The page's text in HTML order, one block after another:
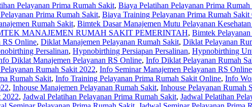
Pelayanan Prima Rumah Sakit, Biaya Pelatihan Pelayanan Prima
Prima Rumah Sakit, Biaya Training Pelayanan Prima Rumah
Rumah Sakit, Bimtek Dasar Manajemen Mutu Pelayanan
MANAJEMEN RUMAH SAKIT PEMERINTAH, Bimtek
RS Online, Diklat Manajemen Pelayanan Rumah Sakit, Diklat Pelayanan
Persalinan, Hypnobirthing Persiapan Persalinan, Hypnobirthing
Diklat Manajemen Pelayanan RS Online, Info Diklat Pelayanan Rumah
Rumah Sakit 2022, Info Seminar Manajemen Pelayanan RS Online
Rumah Sakit, Info Training Pelayanan Prima Rumah Sakit Online, Info
, Inhouse Manajemen Pelayanan Rumah Sakit, Inhouse Pelayanan Rumah
2022, Jadwal Pelatihan Pelayanan Prima Rumah Sakit, Jadwal Pelatihan